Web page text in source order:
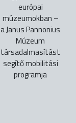
európai
múzeumokban –
a Janus Pannonius
Múzeum
társadalmasítást
segítő mobilitási
programja